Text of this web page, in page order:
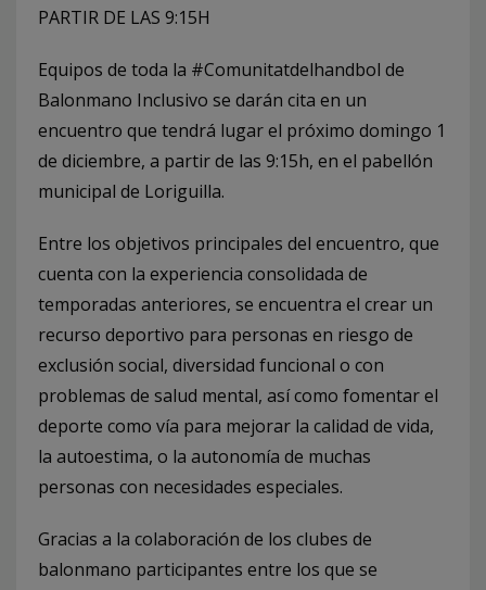
PARTIR DE LAS 9:15H
Equipos de toda la #Comunitatdelhandbol de
Balonmano Inclusivo se darán cita en un
encuentro que tendrá lugar el próximo domingo 1
de diciembre, a partir de las 9:15h, en el pabellón
municipal de Loriguilla.
Entre los objetivos principales del encuentro, que
cuenta con la experiencia consolidada de
temporadas anteriores, se encuentra el crear un
recurso deportivo para personas en riesgo de
exclusión social, diversidad funcional o con
problemas de salud mental, así como fomentar el
deporte como vía para mejorar la calidad de vida,
la autoestima, o la autonomía de muchas
personas con necesidades especiales.
Gracias a la colaboración de los clubes de
balonmano participantes entre los que se